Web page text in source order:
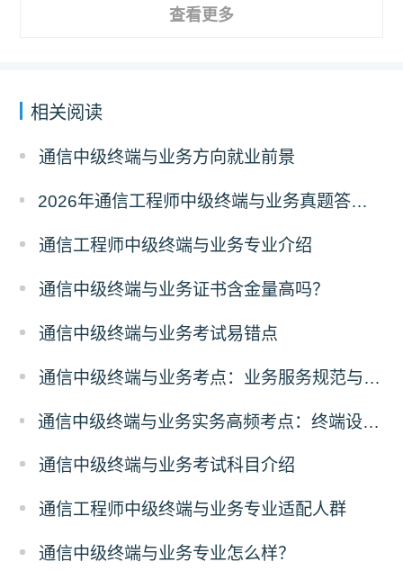
查看更多
相关阅读
通信中级终端与业务方向就业前景
2026年通信工程师中级终端与业务真题答案解析（考后更新）
通信工程师中级终端与业务专业介绍
通信中级终端与业务证书含金量高吗？
通信中级终端与业务考试易错点
通信中级终端与业务考点：业务服务规范与合规
通信中级终端与业务实务高频考点：终端设备故障排查解析
通信中级终端与业务考试科目介绍
通信工程师中级终端与业务专业适配人群
通信中级终端与业务专业怎么样？